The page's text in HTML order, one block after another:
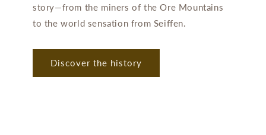
story—from the miners of the Ore Mountains
to the world sensation from Seiffen.
Discover the history